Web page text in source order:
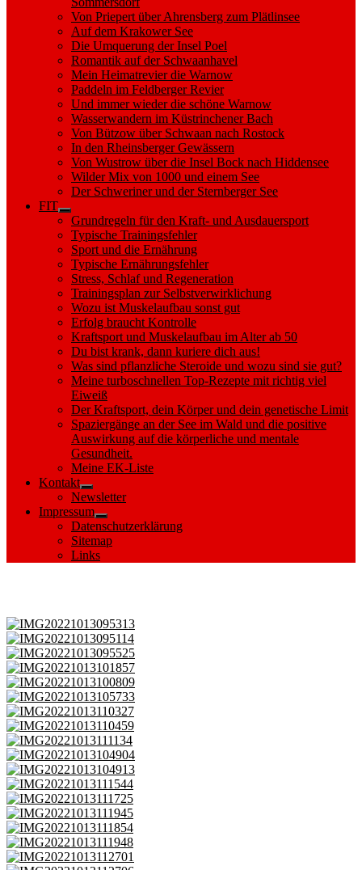
Von Priepert über Ahrensberg zum Plätlinsee
Auf dem Krakower See
Die Umquerung der Insel Poel
Romantik auf der Schwaanhavel
Mein Heimatrevier die Warnow
Paddeln im Feldberger Revier
Und immer wieder die schöne Warnow
Wasserwandern im Küstrinchener Bach
Von Bützow über Schwaan nach Rostock
In den Rheinsberger Gewässern
Von Wustrow über die Insel Bock nach Hiddensee
Wilder Mix von 1000 und einem See
Der Schweriner und der Sternberger See
FIT
Show
sub
menu
Grundregeln für den Kraft- und Ausdauersport
Typische Trainingsfehler
Sport und die Ernährung
Typische Ernährungsfehler
Stress, Schlaf und Regeneration
Trainingsplan zur Selbstverwirklichung
Wozu ist Muskelaufbau sonst gut
Erfolg braucht Kontrolle
Kraftsport und Muskelaufbau im Alter ab 50
Du bist krank, dann kuriere dich aus!
Was sind pflanzliche Steroide und wozu sind sie gut?
Meine turboschnellen Top-Rezepte mit richtig viel
Eiweiß
Der Kraftsport, dein Körper und dein genetische Limit
Spaziergänge an der See im Wald und die positive
Auswirkung auf die körperliche und mentale
Gesundheit.
Meine EK-Liste
Kontakt
Show
sub
menu
Newsletter
Impressum
Show
sub
menu
Datenschutzerklärung
Sitemap
Links